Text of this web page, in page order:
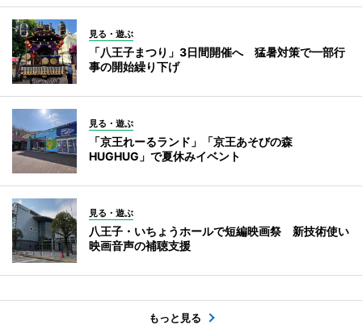
見る・遊ぶ
「八王子まつり」3日間開催へ 猛暑対策で一部行
事の開始繰り下げ
見る・遊ぶ
「京王れーるランド」「京王あそびの森
HUGHUG」で夏休みイベント
見る・遊ぶ
八王子・いちょうホールで短編映画祭 新技術使い
映画音声の補聴支援
もっと見る